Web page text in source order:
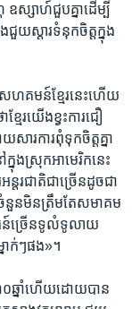
ស្សាហ៍​ជួបគ្នា​ដើម្បី​
យ​ស្តារ​ទំនុក​ចិត្តក្នុង​
ហគមន៍​ខ្មែរ​នេះ​ហើយ​
រ​យើងខ្វះ​ការជឿ​
សារ​ការពុំ​ទុកចិត្តគ្នា​
ង​ស្រុក​អាមេរិក​នេះ
រជាតិ​ជាច្រើន​ដូចជា​
នួន​មិនត្រឹមតែ​សមាគម​
ធន៍​ច្រើន​ទូលំទូលាយ​
ាក់ៗ​ផង»។
ឆ្នាំ​ហើយ​ដោយបាន​